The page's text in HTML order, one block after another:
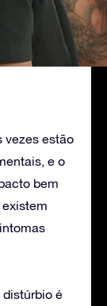
vezes estão
e o
bem
distúrbio é